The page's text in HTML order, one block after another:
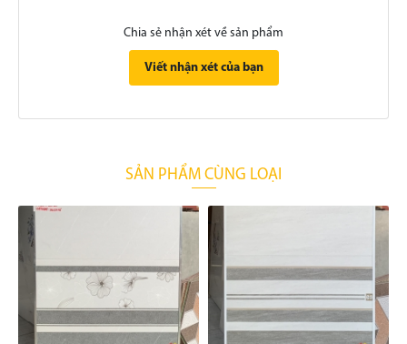
Chia sẻ nhận xét về sản phẩm
Viết nhận xét của bạn
SẢN PHẨM CÙNG LOẠI